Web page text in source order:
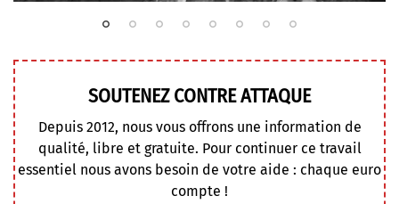
SOUTENEZ CONTRE ATTAQUE
Depuis 2012, nous vous offrons une information de
qualité, libre et gratuite. Pour continuer ce travail
essentiel nous avons besoin de votre aide : chaque euro
compte !